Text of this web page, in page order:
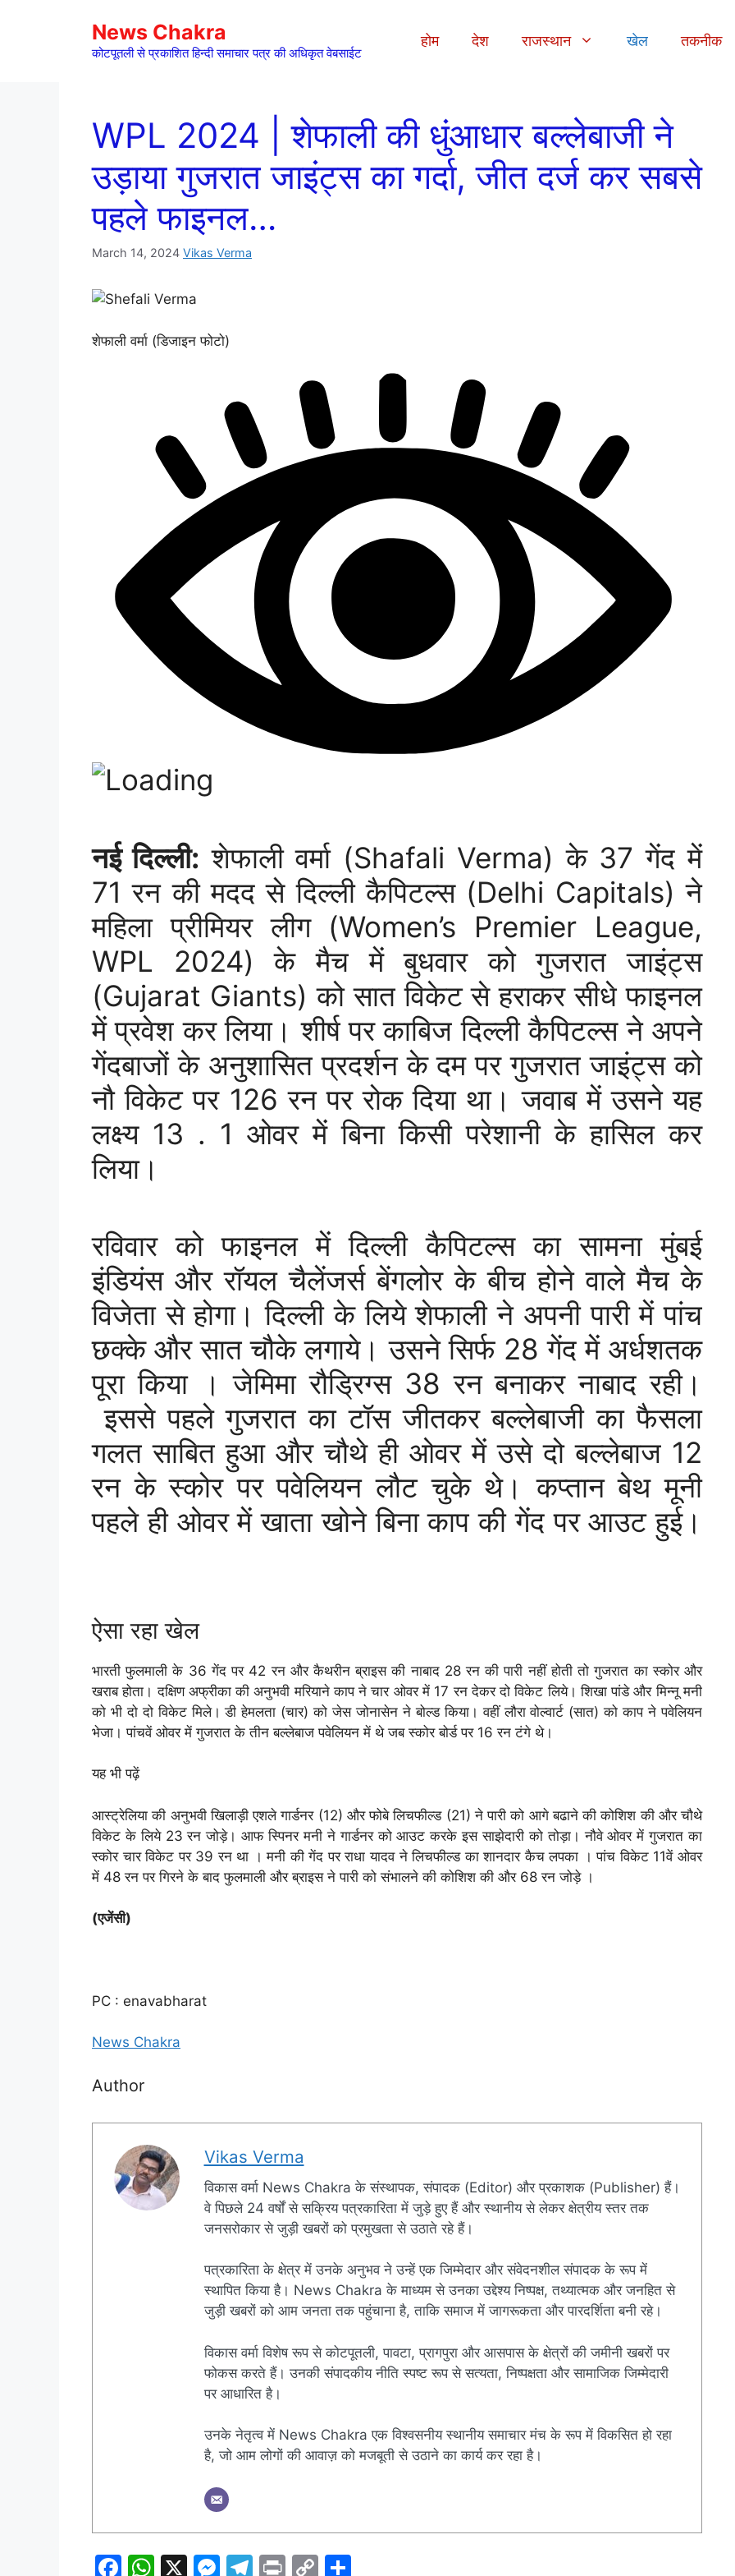
News Chakra
कोटपूतली से प्रकाशित हिन्दी समाचार पत्र की अधिकृत वेबसाईट
होम देश राजस्थान खेल तकनीक
WPL 2024 | शेफाली की धुंआधार बल्लेबाजी ने
उड़ाया गुजरात जाइंट्स का गर्दा, जीत दर्ज कर सबसे
पहले फाइनल…
March 14, 2024 Vikas Verma
शेफाली वर्मा (डिजाइन फोटो)
नई दिल्ली: शेफाली वर्मा (Shafali Verma) के 37 गेंद में
71 रन की मदद से दिल्ली कैपिटल्स (Delhi Capitals) ने
महिला प्रीमियर लीग (Women’s Premier League,
WPL 2024) के मैच में बुधवार को गुजरात जाइंट्स
(Gujarat Giants) को सात विकेट से हराकर सीधे फाइनल
में प्रवेश कर लिया। शीर्ष पर काबिज दिल्ली कैपिटल्स ने अपने
गेंदबाजों के अनुशासित प्रदर्शन के दम पर गुजरात जाइंट्स को
नौ विकेट पर 126 रन पर रोक दिया था। जवाब में उसने यह
लक्ष्य 13 . 1 ओवर में बिना किसी परेशानी के हासिल कर
लिया।
रविवार को फाइनल में दिल्ली कैपिटल्स का सामना मुंबई
इंडियंस और रॉयल चैलेंजर्स बेंगलोर के बीच होने वाले मैच के
विजेता से होगा। दिल्ली के लिये शेफाली ने अपनी पारी में पांच
छक्के और सात चौके लगाये। उसने सिर्फ 28 गेंद में अर्धशतक
पूरा किया । जेमिमा रौड्रिग्स 38 रन बनाकर नाबाद रही।
इससे पहले गुजरात का टॉस जीतकर बल्लेबाजी का फैसला
गलत साबित हुआ और चौथे ही ओवर में उसे दो बल्लेबाज 12
रन के स्कोर पर पवेलियन लौट चुके थे। कप्तान बेथ मूनी
पहले ही ओवर में खाता खोने बिना काप की गेंद पर आउट हुई।
ऐसा रहा खेल
भारती फुलमाली के 36 गेंद पर 42 रन और कैथरीन ब्राइस की नाबाद 28 रन की पारी नहीं होती तो गुजरात का स्कोर और
खराब होता। दक्षिण अफ्रीका की अनुभवी मरियाने काप ने चार ओवर में 17 रन देकर दो विकेट लिये। शिखा पांडे और मिन्नू मनी
को भी दो दो विकेट मिले। डी हेमलता (चार) को जेस जोनासेन ने बोल्ड किया। वहीं लौरा वोल्वार्ट (सात) को काप ने पवेलियन
भेजा। पांचवें ओवर में गुजरात के तीन बल्लेबाज पवेलियन में थे जब स्कोर बोर्ड पर 16 रन टंगे थे।
यह भी पढ़ें
आस्ट्रेलिया की अनुभवी खिलाड़ी एशले गार्डनर (12) और फोबे लिचफील्ड (21) ने पारी को आगे बढाने की कोशिश की और चौथे
विकेट के लिये 23 रन जोड़े। आफ स्पिनर मनी ने गार्डनर को आउट करके इस साझेदारी को तोड़ा। नौवे ओवर में गुजरात का
स्कोर चार विकेट पर 39 रन था । मनी की गेंद पर राधा यादव ने लिचफील्ड का शानदार कैच लपका । पांच विकेट 11वें ओवर
में 48 रन पर गिरने के बाद फुलमाली और ब्राइस ने पारी को संभालने की कोशिश की और 68 रन जोड़े ।
(एजेंसी)
PC : enavabharat
News Chakra
Author
Vikas Verma
विकास वर्मा News Chakra के संस्थापक, संपादक (Editor) और प्रकाशक (Publisher) हैं।
वे पिछले 24 वर्षों से सक्रिय पत्रकारिता में जुड़े हुए हैं और स्थानीय से लेकर क्षेत्रीय स्तर तक
जनसरोकार से जुड़ी खबरों को प्रमुखता से उठाते रहे हैं।
पत्रकारिता के क्षेत्र में उनके अनुभव ने उन्हें एक जिम्मेदार और संवेदनशील संपादक के रूप में
स्थापित किया है। News Chakra के माध्यम से उनका उद्देश्य निष्पक्ष, तथ्यात्मक और जनहित से
जुड़ी खबरों को आम जनता तक पहुंचाना है, ताकि समाज में जागरूकता और पारदर्शिता बनी रहे।
विकास वर्मा विशेष रूप से कोटपूतली, पावटा, प्रागपुरा और आसपास के क्षेत्रों की जमीनी खबरों पर
फोकस करते हैं। उनकी संपादकीय नीति स्पष्ट रूप से सत्यता, निष्पक्षता और सामाजिक जिम्मेदारी
पर आधारित है।
उनके नेतृत्व में News Chakra एक विश्वसनीय स्थानीय समाचार मंच के रूप में विकसित हो रहा
है, जो आम लोगों की आवाज़ को मजबूती से उठाने का कार्य कर रहा है।
F W X M T Pr C